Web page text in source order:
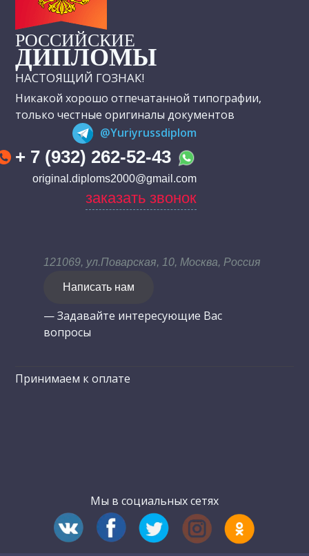
РОССИЙСКИЕ
ДИПЛОМЫ
НАСТОЯЩИЙ ГОЗНАК!
Никакой хорошо отпечатанной типографии,
только честные оригиналы документов
@Yuriyrussdiplom
+ 7 (932) 262-52-43
original.diploms2000@gmail.com
заказать звонок
121069, ул.Поварская, 10, Москва, Россия
Написать нам
— Задавайте интересующие Вас
вопросы
Принимаем к оплате
Мы в социальных сетях